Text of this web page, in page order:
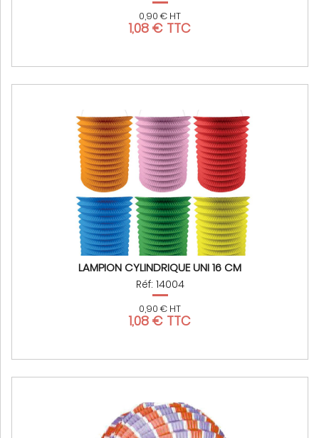
0,90 € HT
1,08 € TTC
LAMPION CYLINDRIQUE UNI 16 CM
Réf: 14004
0,90 € HT
1,08 € TTC